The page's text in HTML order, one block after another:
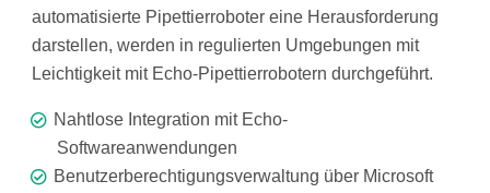
automatisierte Pipettierroboter eine Herausforderung
darstellen, werden in regulierten Umgebungen mit
Leichtigkeit mit Echo-Pipettierrobotern durchgeführt.
Nahtlose Integration mit Echo-
Softwareanwendungen
Benutzerberechtigungsverwaltung über Microsoft